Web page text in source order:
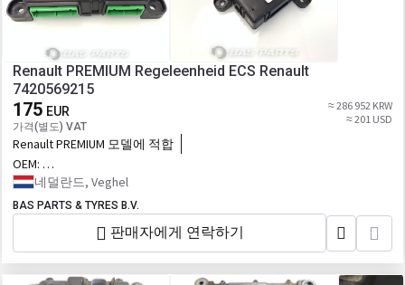
Renault PREMIUM Regeleenheid ECS Renault
7420569215
175 EUR
가격(별도) VAT
≈ 286 952 KRW
≈ 201 USD
Renault PREMIUM 모델에 적합
OEM:
네덜란드, Veghel
BAS PARTS & TYRES B.V.
판매자에게 연락하기